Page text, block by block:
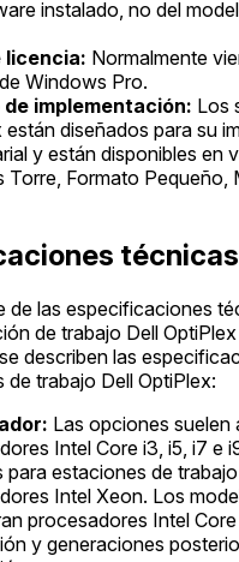
instalado, no del
licencia: Normalmente
Windows Pro.
de implementación: Los
están diseñados para su
y están disponibles en
Torre, Formato Pequeño,
técnicas
de las especificaciones
de trabajo Dell
describen las
de trabajo Dell OptiPlex:
Las opciones suelen
Intel Core i3, i5, i7 e
para estaciones de
Intel Xeon. Los
procesadores Intel Core
y generaciones